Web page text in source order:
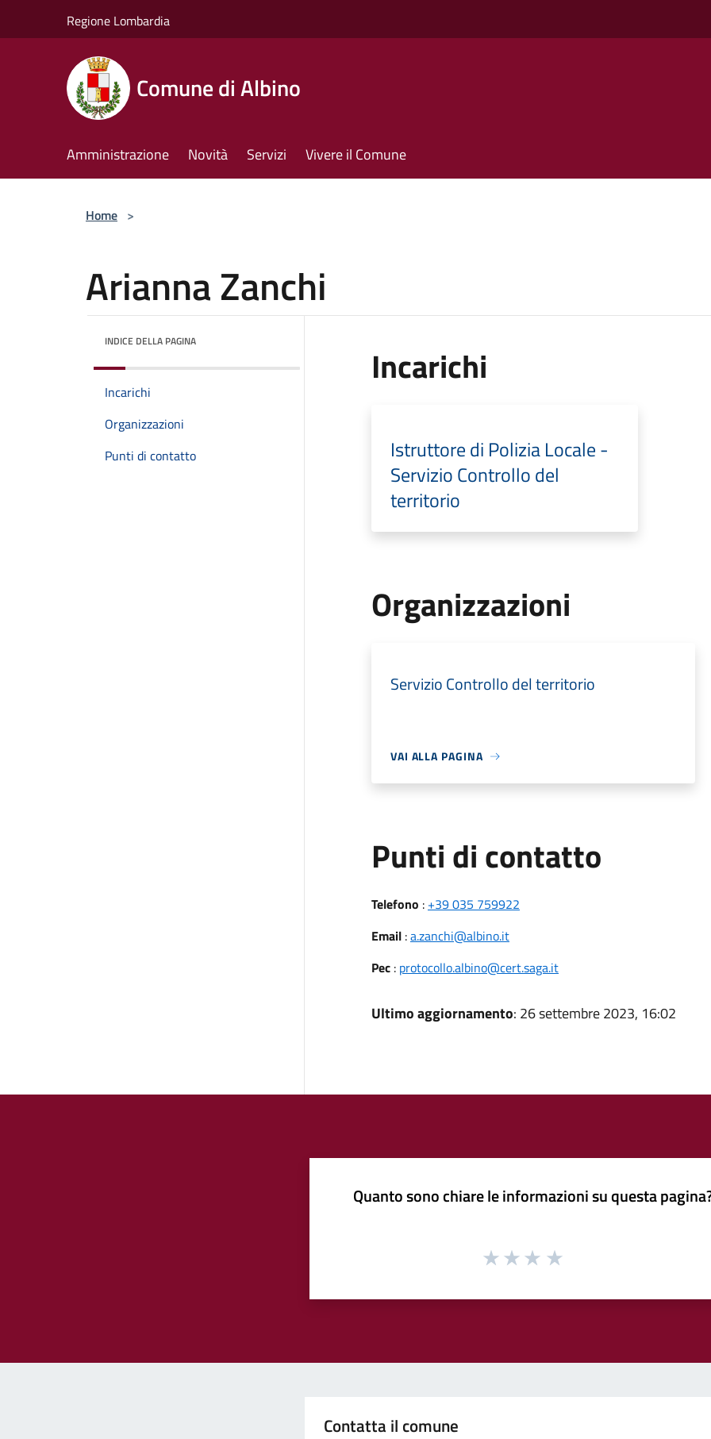
Regione Lombardia
Comune di Albino
Amministrazione Novità Servizi Vivere il Comune
Home >
Arianna Zanchi
INDICE DELLA PAGINA
Incarichi
Organizzazioni
Punti di contatto
Incarichi
Istruttore di Polizia Locale -
Servizio Controllo del
territorio
Organizzazioni
Servizio Controllo del territorio
VAI ALLA PAGINA
Punti di contatto
Telefono : +39 035 759922
Email:a.zanchi@albino.it
Pec: protocollo.albino@cert.saga.it
Ultimo aggiornamento: 26 settembre 2023, 16:02
Quanto sono chiare le informazioni su questa
Contatta il comune